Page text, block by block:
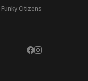
Funky Citizens